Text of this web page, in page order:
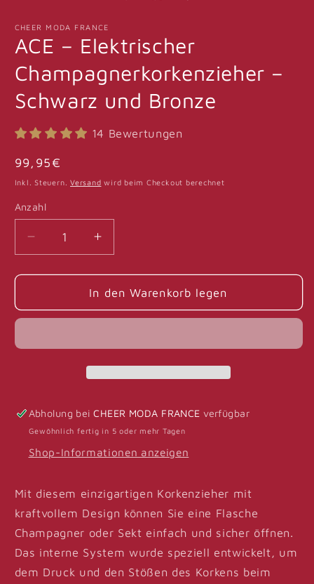
CHEER MODA FRANCE
ACE – Elektrischer
Champagnerkorkenzieher –
Schwarz und Bronze
14 Bewertungen
Normaler
Preis
99,95€
Inkl. Steuern.Versand wird beim Checkout berechnet
Anzahl
Anzahl
Verringere
die
Menge
ACE
Bronze
Erhöhe
die
Menge
für
ACE
Bronze
In den Warenkorb legen
Abholung beiCHEER MODA FRANCE verfügbar
Gewöhnlich fertig in 5 oder mehr Tagen
Shop-Informationen anzeigen
Mit diesem einzigartigen Korkenzieher mit
kraftvollem Design können Sie eine Flasche
Champagner oder Sekt einfach und sicher öffnen.
Das interne System wurde speziell entwickelt, um
dem Druck und den Stößen des Korkens beim